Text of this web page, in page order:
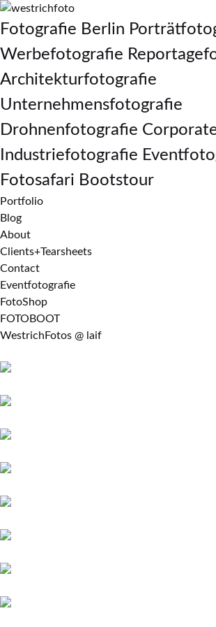
Fotografie Berlin
Werbefotografie
Architekturfotografie
Unternehmensfotografie
Drohnenfotografie
Industriefotografie
Fotosafari Bootstour
Portfolio
Blog
About
Clients+Tearsheets
Contact
Eventfotografie
FotoShop
FOTOBOOT
WestrichFotos @ laif